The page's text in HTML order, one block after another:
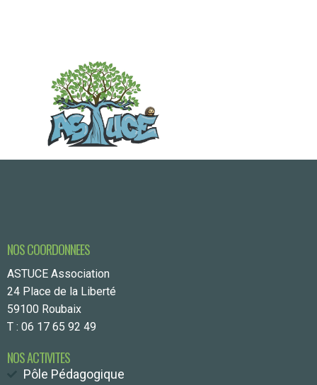
NOS COORDONNEES
ASTUCE Association
24 Place de la Liberté
59100 Roubaix
T : 06 17 65 92 49
NOS ACTIVITES
Pôle Pédagogique